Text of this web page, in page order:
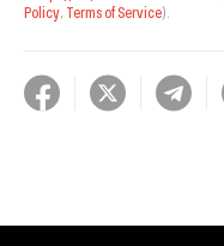
Policy, Terms of Service).